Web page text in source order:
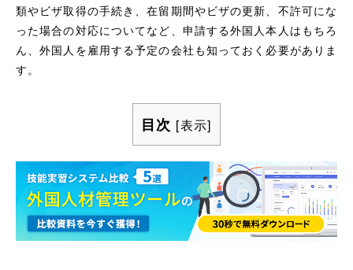
類やビザ取得の手続き、在留期間やビザの更新、不許可にな
った場合の対応についてなど、申請する外国人本人はもちろ
ん、外国人を雇用する予定の会社も知っておく必要がありま
す。
目次 [表示]